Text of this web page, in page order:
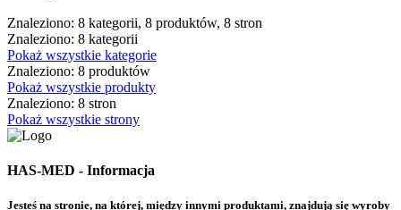
Znaleziono: 8 kategorii, 8 produktów, 8 stron
Znaleziono: 8 kategorii
Pokaż wszystkie kategorie
Znaleziono: 8 produktów
Pokaż wszystkie produkty
Znaleziono: 8 stron
Pokaż wszystkie strony
HAS-MED - Informacja
Jesteś na stronie, na której, między innymi produktami, znajdują się wyroby